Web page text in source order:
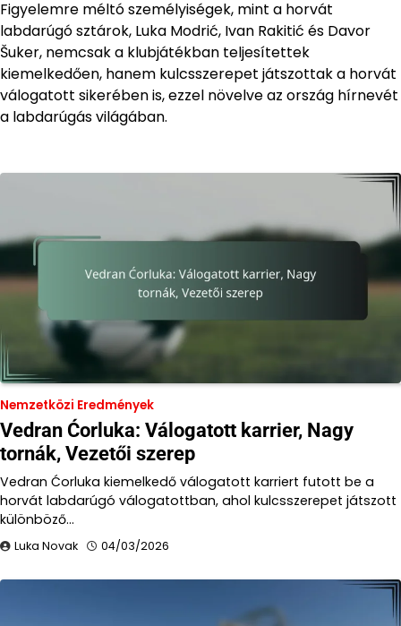
Figyelemre méltó személyiségek, mint a horvát
labdarúgó sztárok, Luka Modrić, Ivan Rakitić és Davor
Šuker, nemcsak a klubjátékban teljesítettek
kiemelkedően, hanem kulcsszerepet játszottak a horvát
válogatott sikerében is, ezzel növelve az ország hírnevét
a labdarúgás világában.
Nemzetközi Eredmények
Vedran Ćorluka: Válogatott karrier, Nagy
tornák, Vezetői szerep
Vedran Ćorluka kiemelkedő válogatott karriert futott be a
horvát labdarúgó válogatottban, ahol kulcsszerepet játszott
különböző…
Luka Novak 04/03/2026